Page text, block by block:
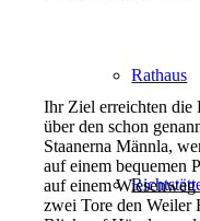
Rathaus
Ihr Ziel erreichten die
über den schon
Staanerna Männla,
auf einem bequemen
auf einem
zwei Tore den Weiler